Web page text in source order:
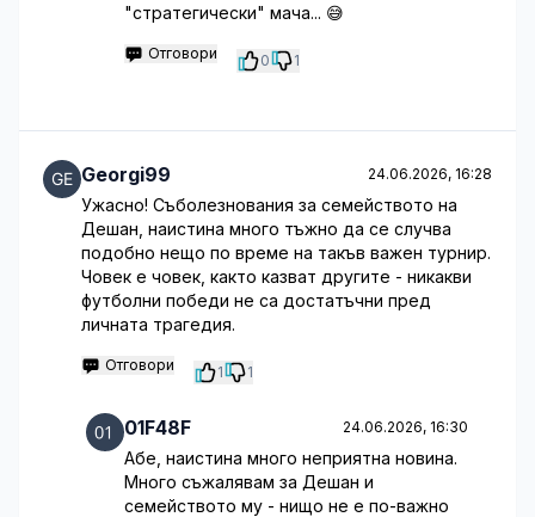
"стратегически" мача... 😅
Отговори 0 1
Georgi99 24.06.2026, 16:28
Ужасно! Съболезнования за семейството на
Дешан, наистина много тъжно да се случва
подобно нещо по време на такъв важен турнир.
Човек е човек, както казват другите - никакви
футболни победи не са достатъчни пред
личната трагедия.
Отговори 1 1
01F48F 24.06.2026, 16:30
Абе, наистина много неприятна новина.
Много съжалявам за Дешан и
семейството му - нищо не е по-важно